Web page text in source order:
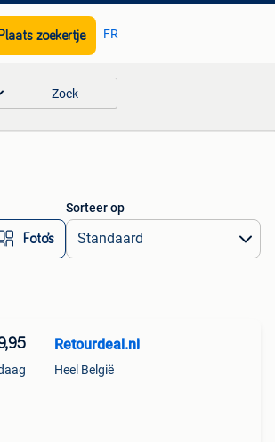
Plaats zoekertje FR
Zoek
Foto’s
Sorteer op
Retourdeal.nl
Heel België